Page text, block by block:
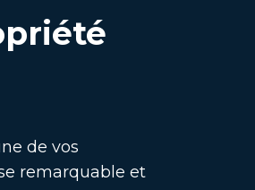
de vos
remarquable et